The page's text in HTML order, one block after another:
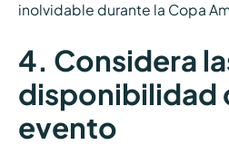
inolvidable durante la Copa
4. Considera
disponibilidad
evento